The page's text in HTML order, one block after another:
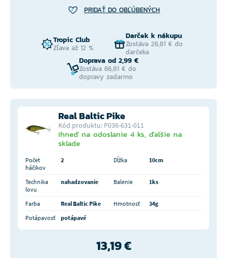
PRIDAŤ DO OBĽÚBENÝCH
Tropic Club
Zľava až 12 %
Darček k nákupu
Zostáva 26,81 € do
darčeka
Doprava od 2,99 €
Zostáva 66,81 € do
dopravy zadarmo
Real Baltic Pike
Kód produktu: P036-631-011
Ihneď na odoslanie 4 ks, ďalšie na
sklade
Počet
háčikov
2 Dĺžka 10cm
Technika
lovu
nahadzovanie Balenie 1ks
Farba Real Baltic Pike Hmotnosť
34g
Potápavosť
potápavé
13,19 €